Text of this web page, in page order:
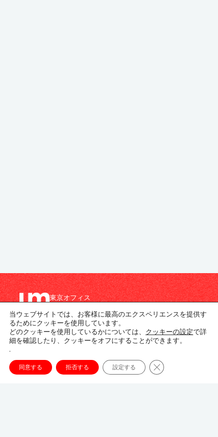
東京オフィス
東京都港区南青山1-1-1
新青山ビル東館 20階
tokyo_japan-contact@umww.com
当ウェブサイトでは、お客様に最高のエクスペリエンスを提供す
るためにクッキーを使用しています。
どのクッキーを使用しているかについては、 クッキーの設定で詳
細を確認したり、クッキーをオフにすることができます。
.
同意する 拒否する 設定する Close GDPR